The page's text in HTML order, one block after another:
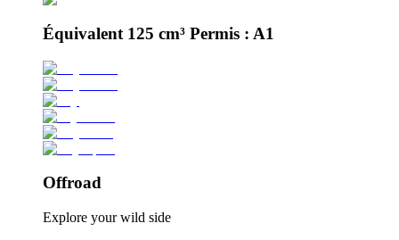
Équivalent 125 cm³ Permis : A1
Offroad
Explore your wild side